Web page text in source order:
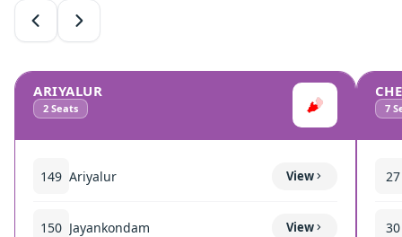
ARIYALUR
2 Seats
149 Ariyalur View
150 Jayankondam View
7
27
30